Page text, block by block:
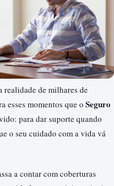
realidade de milhares de
esses momentos que o Seguro
para dar suporte quando
o seu cuidado com a vida vá
a contar com coberturas